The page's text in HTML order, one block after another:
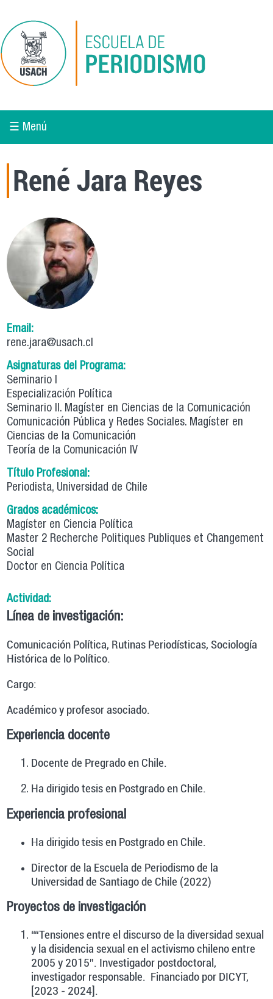
☰ Menú
René Jara Reyes
Email:
rene.jara@usach.cl
Asignaturas del Programa:
Seminario I
Especialización Política
Seminario II. Magíster en Ciencias de la Comunicación
Comunicación Pública y Redes Sociales. Magíster en
Ciencias de la Comunicación
Teoría de la Comunicación IV
Título Profesional:
Periodista, Universidad de Chile
Grados académicos:
Magíster en Ciencia Política
Master 2 Recherche Politiques Publiques et Changement
Social
Doctor en Ciencia Política
Actividad:
Línea de investigación:
Comunicación Política, Rutinas Periodísticas, Sociología
Histórica de lo Político.
Cargo:
Académico y profesor asociado.
Experiencia docente
Docente de Pregrado en Chile.
Ha dirigido tesis en Postgrado en Chile.
Experiencia profesional
Ha dirigido tesis en Postgrado en Chile.
Director de la Escuela de Periodismo de la
Universidad de Santiago de Chile (2022)
Proyectos de investigación
““Tensiones entre el discurso de la diversidad sexual
y la disidencia sexual en el activismo chileno entre
2005 y 2015”. Investigador postdoctoral,
investigador responsable. Financiado por DICYT,
[2023 - 2024].